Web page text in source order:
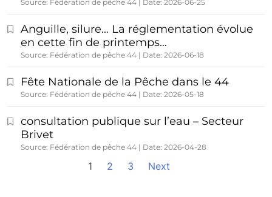
Source: Fédération de pêche 44 Date: 2026-06-25
Anguille, silure… La réglementation évolue
en cette fin de printemps…
Source: Fédération de pêche 44 Date: 2026-06-18
Fête Nationale de la Pêche dans le 44
Source: Fédération de pêche 44 Date: 2026-05-18
consultation publique sur l’eau – Secteur
Brivet
Source: Fédération de pêche 44 Date: 2026-04-28
1 2 3 Next